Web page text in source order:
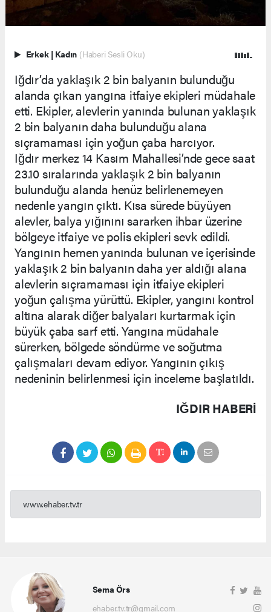
Erkek | Kadın (Haberi Sesli Oku)
Iğdır’da yaklaşık 2 bin balyanın bulunduğu
alanda çıkan yangına itfaiye ekipleri müdahale
etti. Ekipler, alevlerin yanında bulunan yaklaşık
2 bin balyanın daha bulunduğu alana
sıçramaması için yoğun çaba harcıyor.
Iğdır merkez 14 Kasım Mahallesi’nde gece saat
23.10 sıralarında yaklaşık 2 bin balyanın
bulunduğu alanda henüz belirlenemeyen
nedenle yangın çıktı. Kısa sürede büyüyen
alevler, balya yığınını sararken ihbar üzerine
bölgeye itfaiye ve polis ekipleri sevk edildi.
Yangının hemen yanında bulunan ve içerisinde
yaklaşık 2 bin balyanın daha yer aldığı alana
alevlerin sıçramaması için itfaiye ekipleri
yoğun çalışma yürüttü. Ekipler, yangını kontrol
altına alarak diğer balyaları kurtarmak için
büyük çaba sarf etti. Yangına müdahale
sürerken, bölgede söndürme ve soğutma
çalışmaları devam ediyor. Yangının çıkış
nedeninin belirlenmesi için inceleme başlatıldı.
IĞDIR HABERİ
www.ehaber.tv.tr
Sema Örs
ehaber.tv.tr@gmail.com